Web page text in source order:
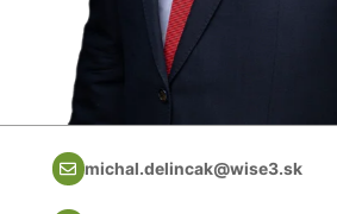
michal.delincak@wise3.sk